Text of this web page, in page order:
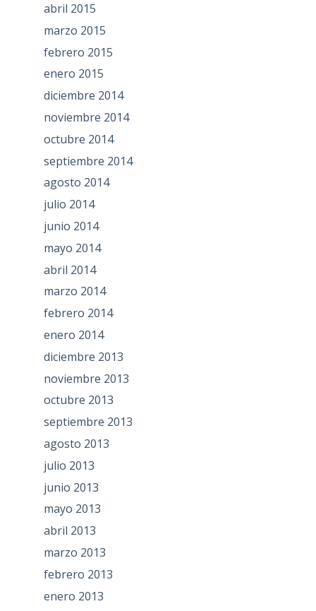
abril 2015
marzo 2015
febrero 2015
enero 2015
diciembre 2014
noviembre 2014
octubre 2014
septiembre 2014
agosto 2014
julio 2014
junio 2014
mayo 2014
abril 2014
marzo 2014
febrero 2014
enero 2014
diciembre 2013
noviembre 2013
octubre 2013
septiembre 2013
agosto 2013
julio 2013
junio 2013
mayo 2013
abril 2013
marzo 2013
febrero 2013
enero 2013